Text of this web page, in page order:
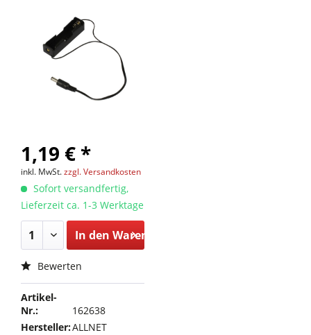
1,19 € *
inkl. MwSt.zzgl. Versandkosten
Sofort versandfertig,
Lieferzeit ca. 1-3 Werktage
In den Warenkorb
Bewerten
Artikel-
Nr.:
162638
Hersteller:ALLNET